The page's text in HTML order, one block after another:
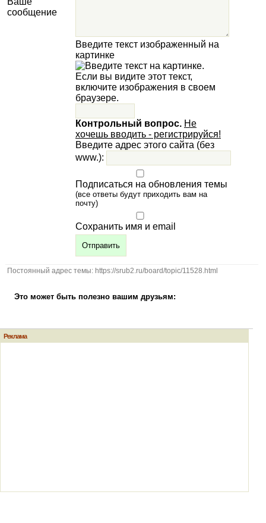
сообщение
Введите текст изображенный на
картинке
Контрольный вопрос. Не
хочешь вводить - регистрируйся!
Введите адрес этого сайта (без
www.):
Подписаться на обновления темы
(все ответы будут приходить вам на
почту)
Сохранить имя и email
Постоянный адрес темы: https://srub2.ru/board/topic/11528.html
Это может быть полезно вашим друзьям:
Реклама